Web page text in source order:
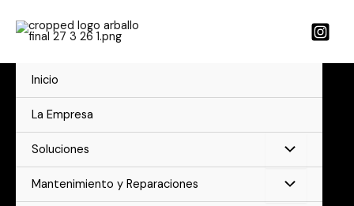
Inicio
La Empresa
Soluciones
Mantenimiento y Reparaciones